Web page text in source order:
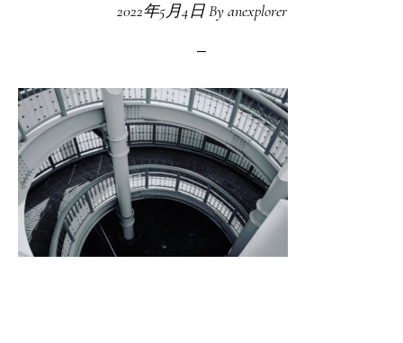
2022年5月4日Byanexplorer